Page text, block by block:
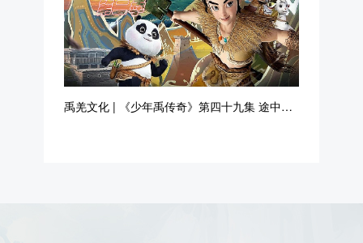
禹羌文化 | 《少年禹传奇》第四十九集 途中抢